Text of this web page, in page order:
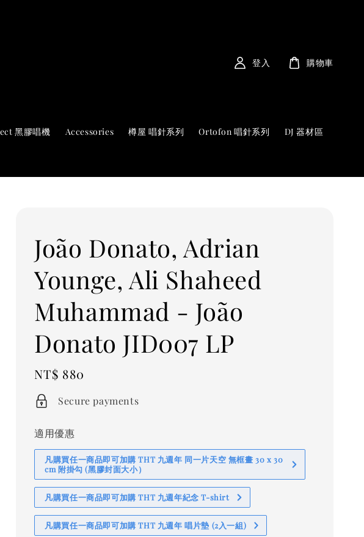
黑膠唱機 Accessories 樽屋 唱針系列 Ortofon 唱針系列 DJ 器材區
登入 購物車
João Donato, Adrian
Younge, Ali Shaheed
Muhammad - João
Donato JID007 LP
Regular
price
NT$ 880
Secure payments
適用優惠
凡購買任一商品即可加購 THT 九週年 同一片天空 無框畫 30 x 30
cm 附掛勾 (黑膠封面大小）
凡購買任一商品即可加購 THT 九週年紀念 T-shirt
凡購買任一商品即可加購 THT 九週年 唱片墊 (2入一組)